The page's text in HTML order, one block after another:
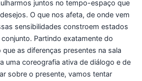
juntos no tempo-espaço que
O que nos afeta, de onde vem
sensibilidades constroem estados
Partindo exatamente do
as diferenças presentes na sala
uma coreografia ativa de diálogo e de
sobre o presente, vamos tentar